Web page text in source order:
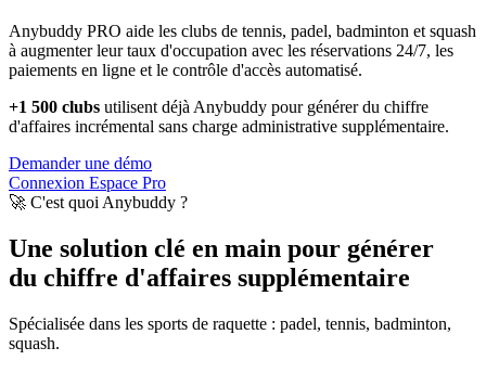
Anybuddy PRO aide les clubs de tennis, padel, badminton et squash
à augmenter leur taux d'occupation avec les réservations 24/7, les
paiements en ligne et le contrôle d'accès automatisé.
+1 500 clubs utilisent déjà Anybuddy pour générer du chiffre
d'affaires incrémental sans charge administrative supplémentaire.
Demander une démo
Connexion Espace Pro
🚀 C'est quoi Anybuddy ?
Une solution clé en main pour générer
du chiffre d'affaires supplémentaire
Spécialisée dans les sports de raquette : padel, tennis, badminton,
squash.